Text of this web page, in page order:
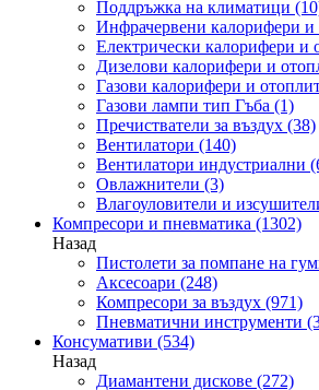
Поддръжка на климатици
Инфрачервени калорифери и
Електрически калорифери и
Дизелови калорифери и
Газови калорифери и
Газови лампи тип Гъба (1)
Пречистватели за въздух (38)
Вентилатори (140)
Вентилатори индустриални
Овлажнители (3)
Влагоуловители и
Компресори и пневматика (1302)
Назад
Пистолети за помпане на
Аксесоари (248)
Компресори за въздух (971)
Пневматични инструменти
Консумативи (534)
Назад
Диамантени дискове (272)